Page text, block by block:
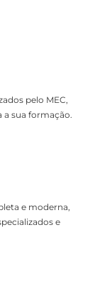
pelo MEC,
sua formação.
e moderna,
e